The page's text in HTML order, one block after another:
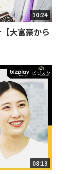
10:24
大富豪から
08:13